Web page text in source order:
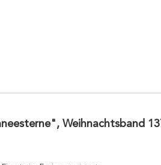
Weihnachtsband